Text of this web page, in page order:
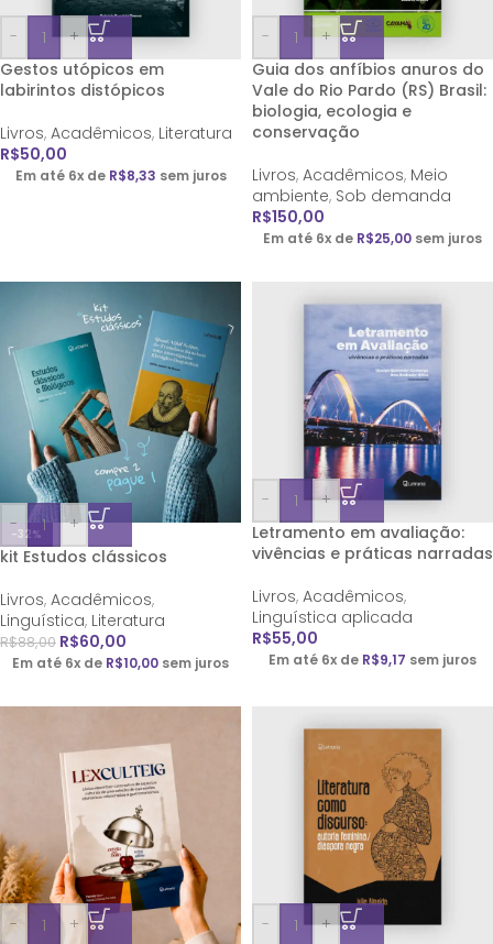
-
+
Gestos utópicos em
labirintos distópicos
Livros, Acadêmicos, Literatura
R$50,00
Em até 6x de R$8,33 sem juros
-
+
Guia dos anfíbios anuros do
Vale do Rio Pardo (RS) Brasil:
biologia, ecologia e
conservação
Livros, Acadêmicos, Meio
ambiente, Sob demanda
R$150,00
Em até 6x de R$25,00 sem juros
-32%
-
+
kit Estudos clássicos
Livros, Acadêmicos,
Linguística, Literatura
R$88,00 R$60,00
Em até 6x de R$10,00 sem juros
-
+
Letramento em avaliação:
vivências e práticas narradas
Livros, Acadêmicos,
Linguística aplicada
R$55,00
Em até 6x de R$9,17 sem juros
-
+
-
+